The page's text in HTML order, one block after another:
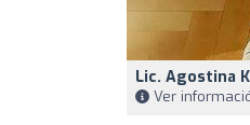
Lic. Agostina
Ver